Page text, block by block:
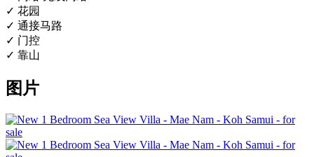
✓ 花园
✓ 通接马路
✓ 门控
✓ 靠山
图片